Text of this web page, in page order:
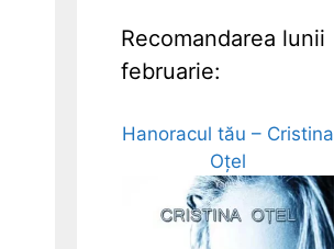
Recomandarea lunii
februarie:
Hanoracul tău – Cristina
Oțel